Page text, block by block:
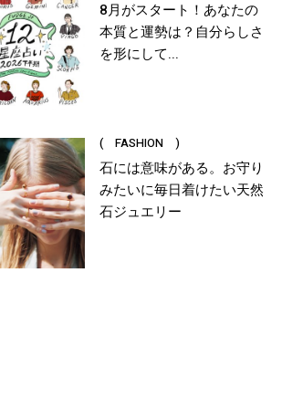
8月がスタート！あなたの
本質と運勢は？自分らしさ
を形にして...
( FASHION )
石には意味がある。お守り
みたいに毎日着けたい天然
石ジュエリー